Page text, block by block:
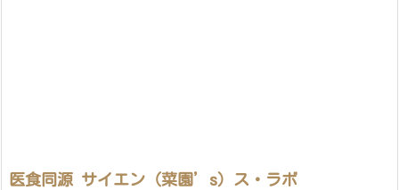
医食同源 サイエン（菜園’s）ス・ラボ